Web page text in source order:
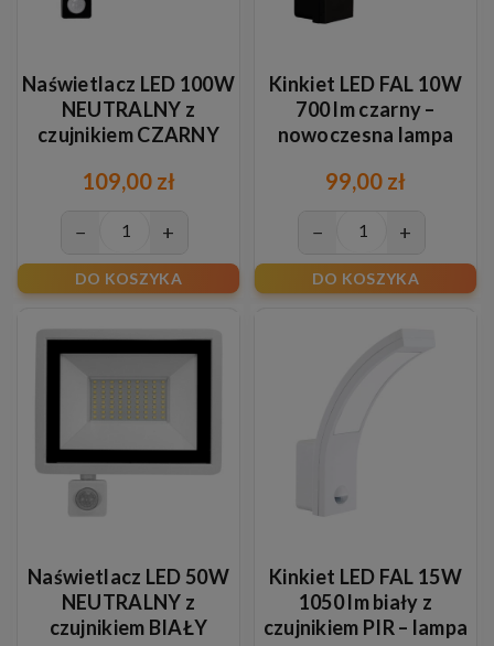
Naświetlacz LED 100W
NEUTRALNY z
czujnikiem CZARNY
109,00 zł
− +
DO KOSZYKA
Kinkiet LED FAL 10W
700 lm czarny –
nowoczesna lampa
4000K
99,00 zł
− +
DO KOSZYKA
Naświetlacz LED 50W
NEUTRALNY z
czujnikiem BIAŁY
Kinkiet LED FAL 15W
1050 lm biały z
czujnikiem PIR – lampa